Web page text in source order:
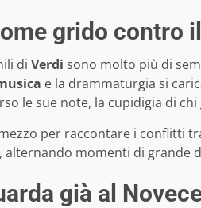
grido contro
di Verdi sono molto più di
e la drammaturgia si
le sue note, la cupidigia di
per raccontare i conflitti
momenti di grande
già al